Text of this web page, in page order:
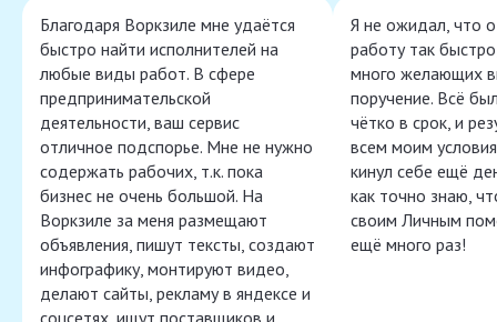
Благодаря Воркзиле мне удаётся
быстро найти исполнителей на
любые виды работ. В сфере
предпринимательской
деятельности, ваш сервис
отличное подспорье. Мне не нужно
содержать рабочих, т.к. пока
бизнес не очень большой. На
Воркзиле за меня размещают
объявления, пишут тексты, создают
инфографику, монтируют видео,
делают сайты, рекламу в яндексе и
Я не ожидал, что
работу так
много желающих
поручение. Всё
чётко в срок, и
всем моим
кинул себе ещё
как точно знаю,
своим Личным
ещё много раз!